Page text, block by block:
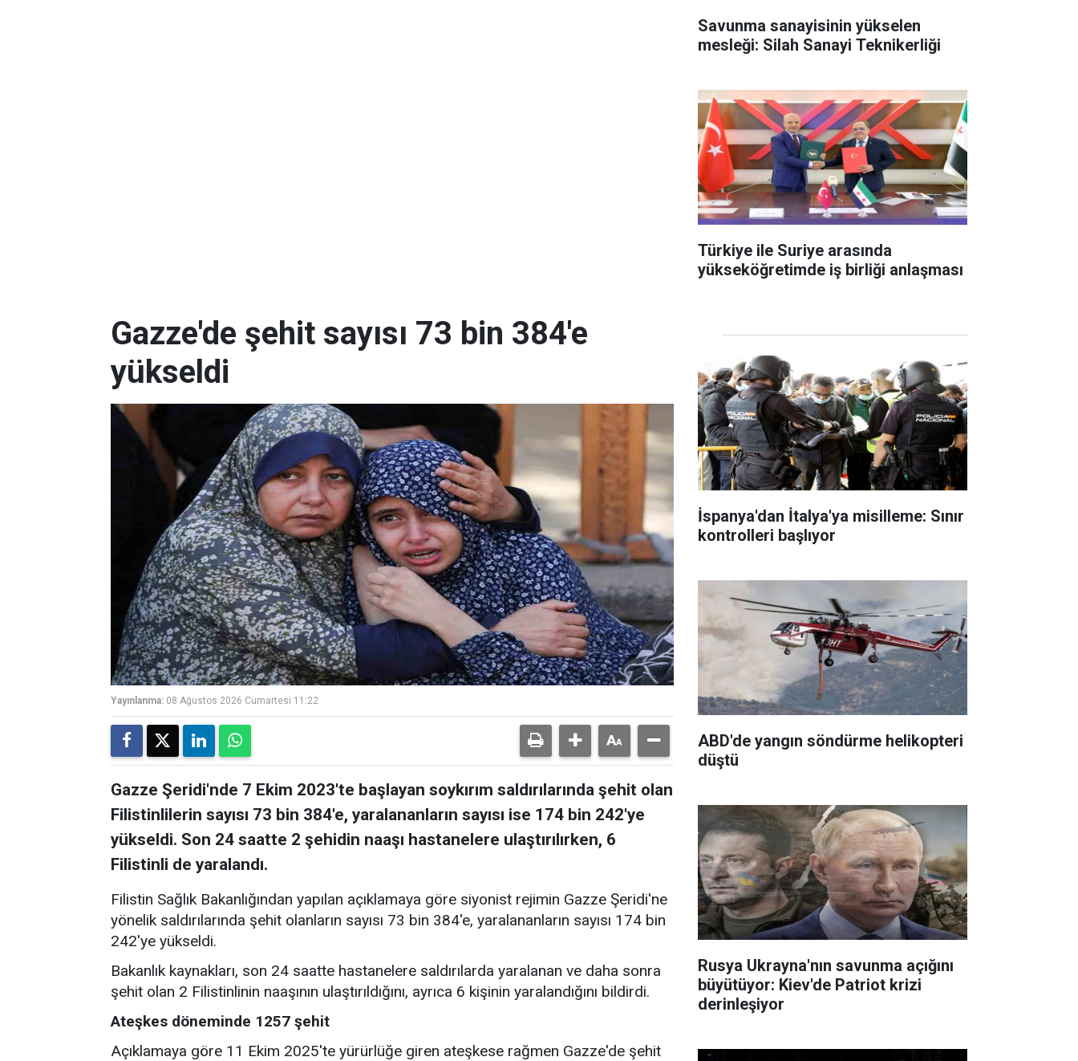
Savunma sanayisinin yükselen
mesleği: Silah Sanayi Teknikerliği
Türkiye ile Suriye arasında
yükseköğretimde iş birliği anlaşması
Gazze'de şehit sayısı 73 bin 384'e
yükseldi
Yayınlanma: 08 Ağustos 2026 Cumartesi 11:22
Gazze Şeridi'nde 7 Ekim 2023'te başlayan soykırım saldırılarında şehit olan
Filistinlilerin sayısı 73 bin 384'e, yaralananların sayısı ise 174 bin 242'ye
yükseldi. Son 24 saatte 2 şehidin naaşı hastanelere ulaştırılırken, 6
Filistinli de yaralandı.
Filistin Sağlık Bakanlığından yapılan açıklamaya göre siyonist rejimin Gazze Şeridi'ne
yönelik saldırılarında şehit olanların sayısı 73 bin 384'e, yaralananların sayısı 174 bin
242'ye yükseldi.
Bakanlık kaynakları, son 24 saatte hastanelere saldırılarda yaralanan ve daha sonra
şehit olan 2 Filistinlinin naaşının ulaştırıldığını, ayrıca 6 kişinin yaralandığını bildirdi.
Ateşkes döneminde 1257 şehit
Açıklamaya göre 11 Ekim 2025'te yürürlüğe giren ateşkese rağmen Gazze'de şehit
İspanya'dan İtalya'ya misilleme: Sınır
kontrolleri başlıyor
ABD'de yangın söndürme helikopteri
düştü
Rusya Ukrayna'nın savunma açığını
büyütüyor: Kiev'de Patriot krizi
derinleşiyor